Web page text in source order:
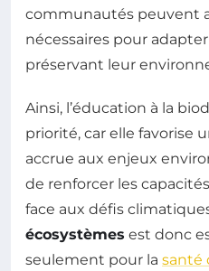
communautés peuvent
nécessaires pour
préservant leur
Ainsi, l’éducation à la
priorité, car elle favorise
accrue aux enjeux
de renforcer les
face aux défis
écosystèmes est donc
seulement pour la santé